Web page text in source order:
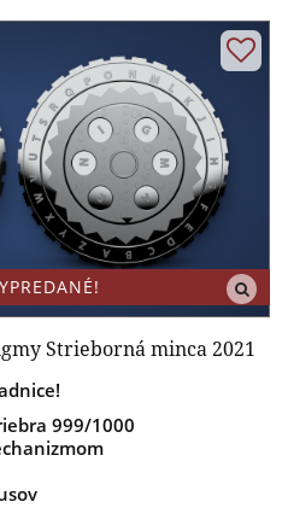
Strieborná minca 2021
999/1000